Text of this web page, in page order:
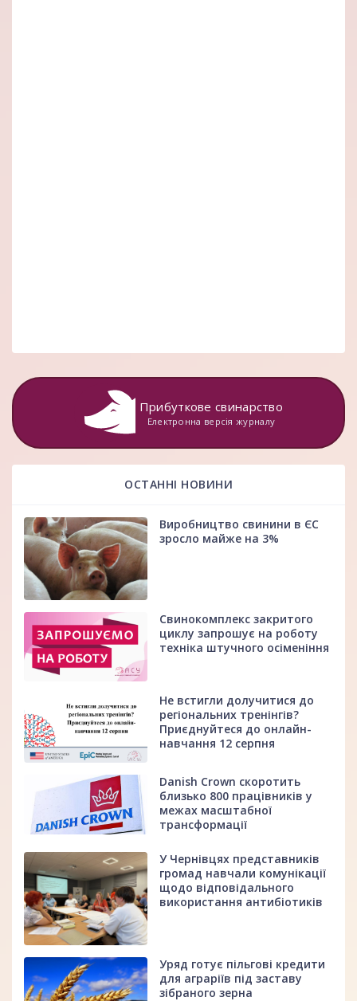
Прибуткове свинарство
Електронна версія журналу
ОСТАННІ НОВИНИ
Виробництво свинини в ЄС
зросло майже на 3%
Свинокомплекс закритого
циклу запрошує на роботу
техніка штучного осіменіння
Не встигли долучитися до
регіональних тренінгів?
Приєднуйтеся до онлайн-
навчання 12 серпня
Danish Crown скоротить
близько 800 працівників у
межах масштабної
трансформації
У Чернівцях представників
громад навчали комунікації
щодо відповідального
використання антибіотиків
Уряд готує пільгові кредити
для аграріїв під заставу
зібраного зерна